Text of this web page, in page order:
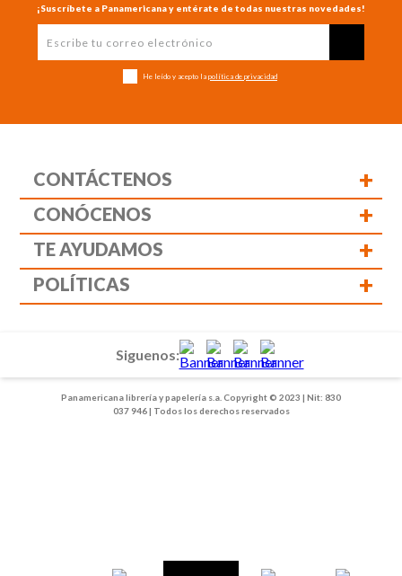
¡Suscríbete a Panamericana y entérate de todas nuestras novedades!
He leído y acepto la política de privacidad
CONTÁCTENOS +
CONÓCENOS +
TE AYUDAMOS +
POLÍTICAS +
Panamericana librería y papelería s.a. Copyright © 2023 | Nit: 830
037 946 | Todos los derechos reservados
Siguenos: